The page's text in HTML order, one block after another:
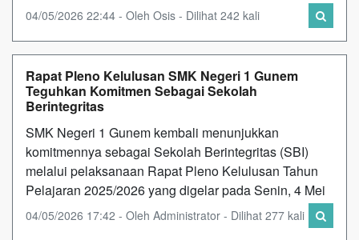
04/05/2026 22:44 - Oleh Osis - Dilihat 242 kali
Rapat Pleno Kelulusan SMK Negeri 1 Gunem
Teguhkan Komitmen Sebagai Sekolah
Berintegritas
SMK Negeri 1 Gunem kembali menunjukkan
komitmennya sebagai Sekolah Berintegritas (SBI)
melalui pelaksanaan Rapat Pleno Kelulusan Tahun
Pelajaran 2025/2026 yang digelar pada Senin, 4 Mei
04/05/2026 17:42 - Oleh Administrator - Dilihat 277 kali